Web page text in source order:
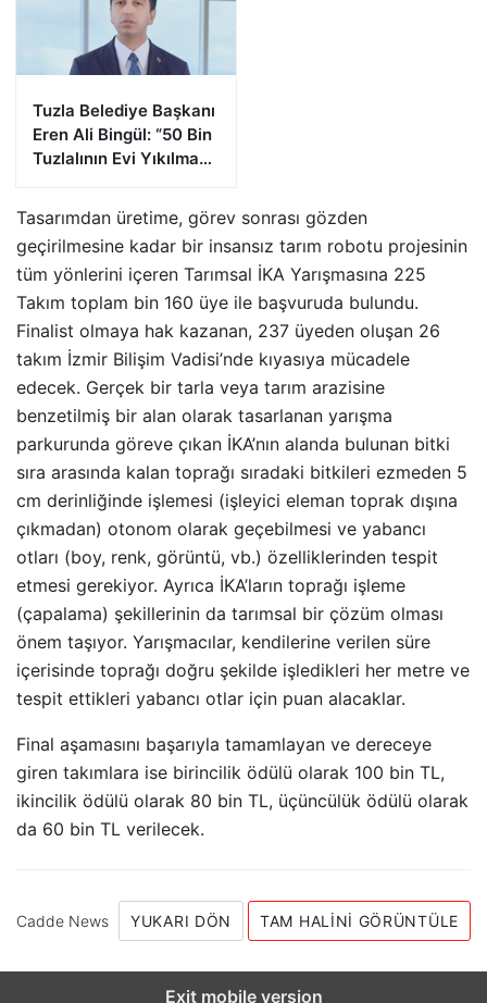
Tuzla Belediye Başkanı
Eren Ali Bingül: “50 Bin
Tuzlalının Evi Yıkılma
Tasarımdan üretime, görev sonrası gözden
geçirilmesine kadar bir insansız tarım robotu projesinin
tüm yönlerini içeren Tarımsal İKA Yarışmasına 225
Takım toplam bin 160 üye ile başvuruda bulundu.
Finalist olmaya hak kazanan, 237 üyeden oluşan 26
takım İzmir Bilişim Vadisi’nde kıyasıya mücadele
edecek. Gerçek bir tarla veya tarım arazisine
benzetilmiş bir alan olarak tasarlanan yarışma
parkurunda göreve çıkan İKA’nın alanda bulunan bitki
sıra arasında kalan toprağı sıradaki bitkileri ezmeden 5
cm derinliğinde işlemesi (işleyici eleman toprak dışına
çıkmadan) otonom olarak geçebilmesi ve yabancı
otları (boy, renk, görüntü, vb.) özelliklerinden tespit
etmesi gerekiyor. Ayrıca İKA’ların toprağı işleme
(çapalama) şekillerinin da tarımsal bir çözüm olması
önem taşıyor. Yarışmacılar, kendilerine verilen süre
içerisinde toprağı doğru şekilde işledikleri her metre ve
tespit ettikleri yabancı otlar için puan alacaklar.
Final aşamasını başarıyla tamamlayan ve dereceye
giren takımlara ise birincilik ödülü olarak 100 bin TL,
ikincilik ödülü olarak 80 bin TL, üçüncülük ödülü olarak
da 60 bin TL verilecek.
Cadde News YUKARI DÖN TAM HALINI GÖRÜNTÜLE
Exit mobile version